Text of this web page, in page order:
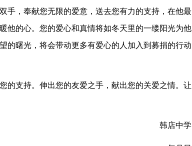
手，奉献您无限的爱意，送去您有力的支持，在他最
他的心。您的爱心和真情将如冬天里的一缕阳光为他
的曙光，将会带动更多有爱心的人加入到募捐的行动
的支持。伸出您的友爱之手，献出您的关爱之情。让
韩店中学